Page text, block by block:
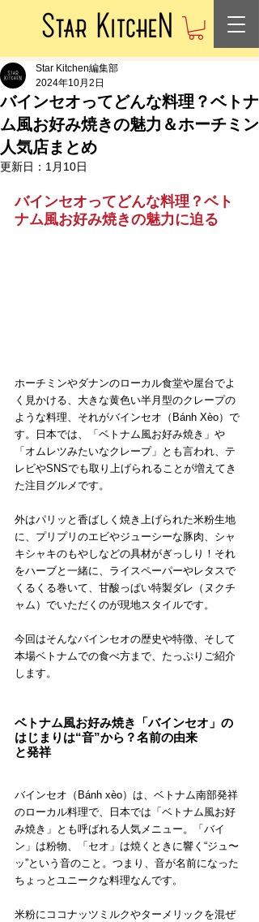
バインセオってどんな料理？ベトナ
ム風お好み焼きの魅力＆ホーチミン
人気店まとめ
Star Kitchen編集部
2024年10月2日
更新日： 1月10日
バインセオってどんな料理？ベト
ナム風お好み焼きの魅力に迫る
ホーチミンやダナンのローカル食堂や屋台でよ
く見かける、大きな黄色い半月型のクレープの
ような料理、それがバインセオ（Bánh Xèo）で
す。日本では、「ベトナム風お好み焼き」や
「オムレツみたいなクレープ」とも言われ、テ
レビやSNSでも取り上げられることが増えてき
た注目グルメです。
外はパリッと香ばしく焼き上げられた米粉生地
に、プリプリのエビやジューシーな豚肉、シャ
キシャキのもやしなどの具材がぎっしり！それ
をハーブと一緒に、ライスペーパーやレタスで
くるくる巻いて、甘酸っぱい特製ダレ（ヌクチ
ャム）でいただくのが現地スタイルです。
今回はそんなバインセオの歴史や特徴、そして
本場ベトナムでの食べ方まで、たっぷりご紹介
します。
ベトナム風お好み焼き「バインセオ」の
はじまりは“音”から？名前の由来
と発祥
バインセオ（Bánh xèo）は、ベトナム南部発祥
のローカル料理で、日本では「ベトナム風お好
み焼き」とも呼ばれる人気メニュー。「バイ
ン」は粉物、「セオ」は焼くときに響く“ジュ〜
ッ”という音のこと。つまり、音が名前になった
ちょっとユニークな料理なんです。
米粉にココナッツミルクやターメリックを混ぜ